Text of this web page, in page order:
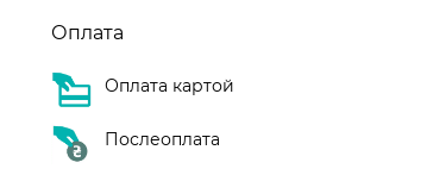
Оплата
Оплата картой
Послеоплата